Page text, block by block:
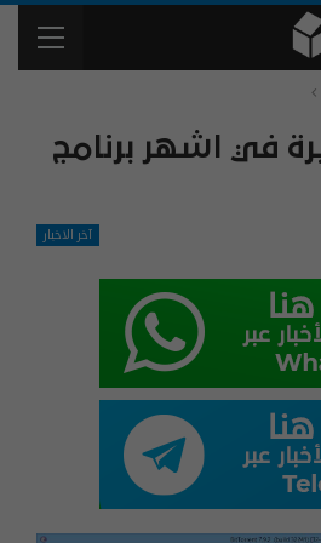
في اشهر برنامج
آخر الاخبار